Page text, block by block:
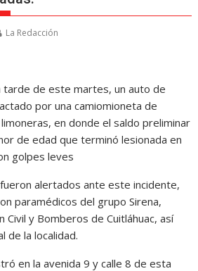
La Redacción
tarde de este martes, un auto de
por una camiomioneta de
en donde el saldo preliminar
de edad que terminó lesionada en
golpes leves
alertados ante este incidente,
paramédicos del grupo Sirena,
Civil y Bomberos de Cuitláhuac, así
de la localidad.
en la avenida 9 y calle 8 de esta